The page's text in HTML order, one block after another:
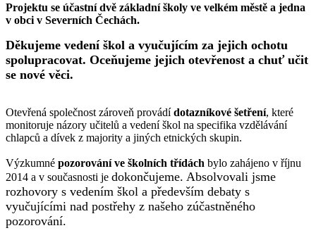
Projektu se účastní dvě základní školy ve velkém městě a jedna
v obci v Severních Čechách.
Děkujeme vedení škol a vyučujícím za jejich ochotu
spolupracovat. Oceňujeme jejich otevřenost a chuť učit
se nové věci.
Otevřená společnost zároveň provádídotazníkové šetření, které
monitoruje názory učitelů a vedení škol na specifika vzdělávání
chlapců a dívek z majority a jiných etnických skupin.
Výzkumné pozorování ve školních třídách bylo zahájeno v říjnu
2014 a v současnosti je dokončujeme. Absolvovali jsme
rozhovory s vedením škol a především debaty s
vyučujícími nad postřehy z našeho zúčastněného
pozorování.